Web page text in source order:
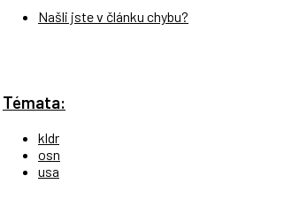
Našli jste v článku chybu?
Témata:
kldr
osn
usa